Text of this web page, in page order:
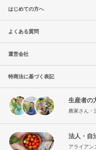
はじめての方へ
よくある質問
運営会社
特商法に基づく表記
生産者の
農家さん・
法人・自
アライアン